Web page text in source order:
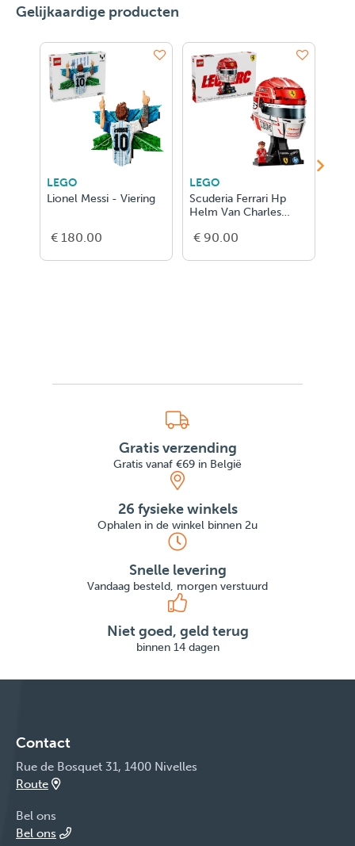
Gelijkaardige producten
Messi - Viering
€ 180.00
Scuderia Ferrari Hp
Helm Van Charles
Scuderia
Helm Van
Gratis verzending
Gratis vanaf €69 in België
26 fysieke winkels
Ophalen in de winkel binnen 2u
Snelle levering
Vandaag besteld, morgen verstuurd
Niet goed, geld terug
binnen 14 dagen
Contact
Rue de Bosquet 31, 1400 Nivelles
Route
Bel ons
Bel ons